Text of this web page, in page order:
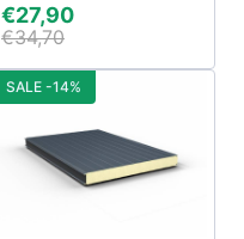
€27,90
€34,70
SALE -14%